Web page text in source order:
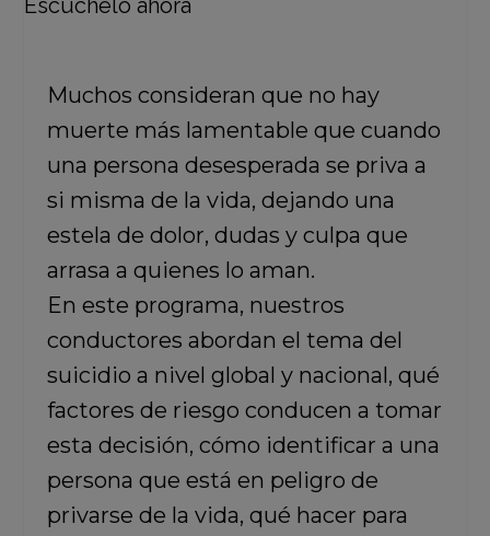
Muchos consideran que no hay
muerte más lamentable que cuando
una persona desesperada se priva a
si misma de la vida, dejando una
estela de dolor, dudas y culpa que
arrasa a quienes lo aman.
En este programa, nuestros
conductores abordan el tema del
suicidio a nivel global y nacional, qué
factores de riesgo conducen a tomar
esta decisión, cómo identificar a una
persona que está en peligro de
privarse de la vida, qué hacer para